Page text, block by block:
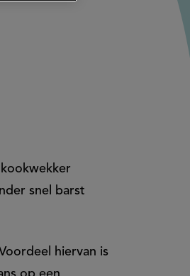
snel barst
hiervan is